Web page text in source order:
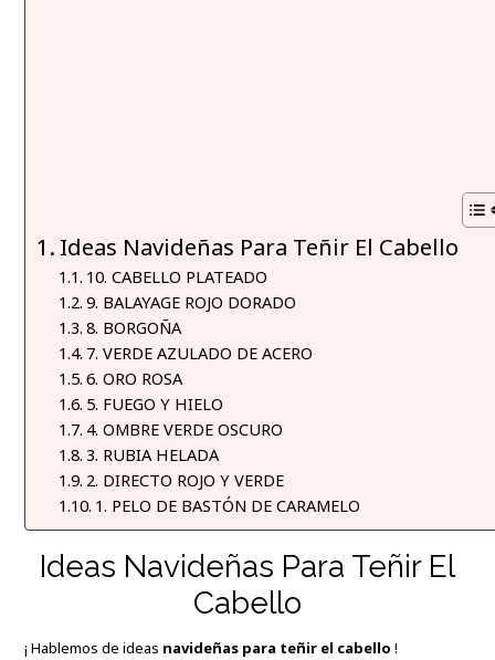
Ideas Navideñas Para Teñir El Cabello
10. CABELLO PLATEADO
9. BALAYAGE ROJO DORADO
8. BORGOÑA
7. VERDE AZULADO DE ACERO
6. ORO ROSA
5. FUEGO Y HIELO
4. OMBRE VERDE OSCURO
3. RUBIA HELADA
2. DIRECTO ROJO Y VERDE
1. PELO DE BASTÓN DE CARAMELO
Ideas Navideñas Para Teñir El
Cabello
¡ Hablemos de ideas navideñas para teñir el cabello !